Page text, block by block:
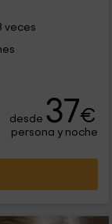
veces
desde 37€
persona y noche